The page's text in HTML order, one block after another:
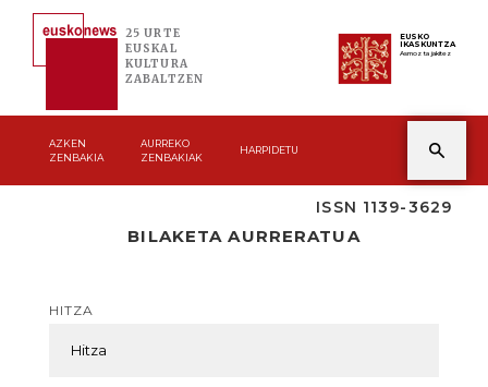
25 URTE
EUSKAL
KULTURA
ZABALTZEN
EUSKO
IKASKUNTZA
Asmoz ta jakitez
AZKEN
ZENBAKIA
AURREKO
ZENBAKIAK
HARPIDETU
ISSN 1139-3629
BILAKETA AURRERATUA
HITZA